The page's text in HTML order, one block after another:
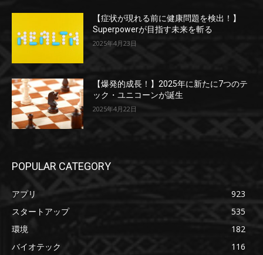
【症状が現れる前に健康問題を検出！】
Superpowerが目指す未来を斬る
2025年4月23日
【爆発的成長！】2025年に新たに7つのテ
ック・ユニコーンが誕生
2025年4月22日
POPULAR CATEGORY
アプリ
923
スタートアップ
535
環境
182
バイオテック
116